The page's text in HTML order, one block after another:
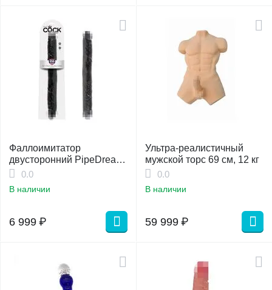
Фаллоимитатор
двусторонний PipeDream
King Cock Tapered Double
0.0
В наличии
6 999 ₽
Ультра-реалистичный
мужской торс 69 см, 12 кг
0.0
В наличии
59 999 ₽